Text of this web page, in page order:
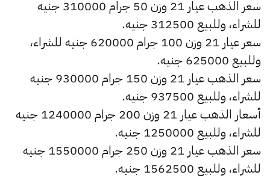
سعر الذهب عيار 21 وزن 50 جرام 310000 جنيه
للشراء، وللبيع 312500 جنيه.
سعر عيار 21 وزن 100 جرام 620000 جنيه للشراء،
وللبيع 625000 جنيه.
سعر الذهب عيار 21 وزن 150 جرام 930000 جنيه
للشراء، وللبيع 937500 جنيه.
أسعار الذهب عيار 21 وزن 200 جرام 1240000 جنيه
للشراء، وللبيع 1250000 جنيه.
سعر الذهب عيار 21 وزن 250 جرام 1550000 جنيه
للشراء، وللبيع 1562500 جنيه.